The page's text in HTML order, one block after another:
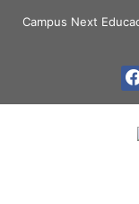
Campus Next